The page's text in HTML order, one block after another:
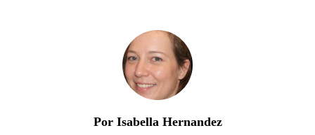
Por Isabella Hernandez